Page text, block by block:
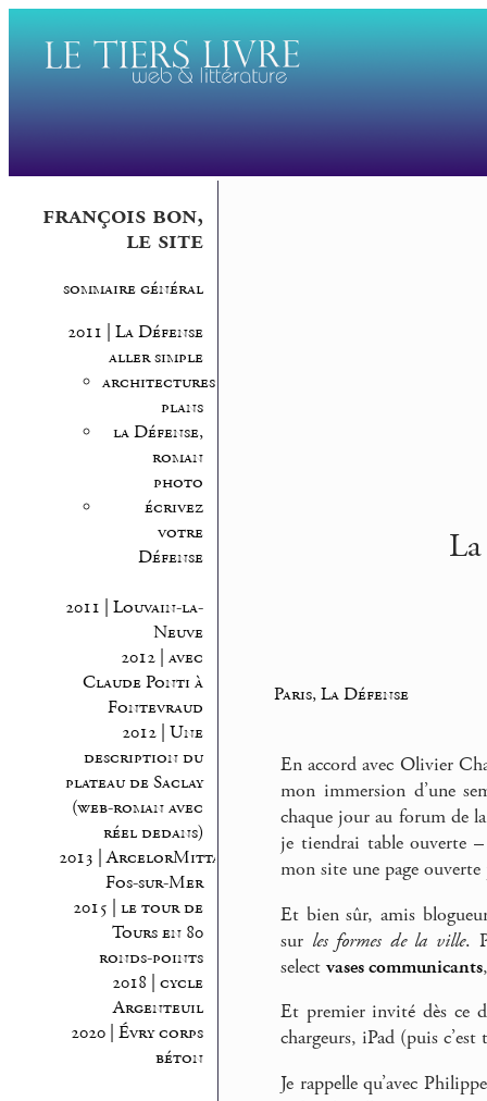
françois bon,
le site
sommaire général
2011 | La Défense
aller simple
architectures,
plans
la Défense,
roman
photo
écrivez
votre
Défense
2011 | Louvain-la-
Neuve
2012 | avec
Claude Ponti à
Fontevraud
2012 | Une
description du
plateau de Saclay
(web-roman avec
réel dedans)
2013 | ArcelorMittal
Fos-sur-Mer
2015 | le tour de
Tours en 80
ronds-points
2018 | cycle
Argenteuil
2020 | Évry corps
béton
Paris, La Défense
En accord avec Olivier
mon immersion d’une
chaque jour au forum de
je tiendrai table ouverte
mon site une page
Et bien sûr, amis
sur les formes de la ville.
select vases communicants
Et premier invité dès ce
chargeurs, iPad (puis
Je rappelle qu’avec